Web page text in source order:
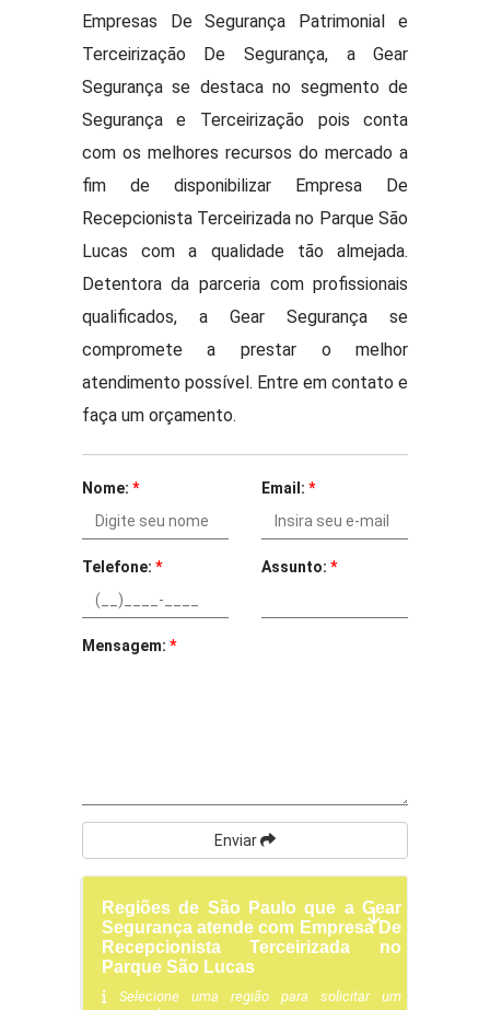
Empresas De Segurança Patrimonial e
Terceirização De Segurança, a Gear
Segurança se destaca no segmento de
Segurança e Terceirização pois conta
com os melhores recursos do mercado a
fim de disponibilizar Empresa De
Recepcionista Terceirizada no Parque São
Lucas com a qualidade tão almejada.
Detentora da parceria com profissionais
qualificados, a Gear Segurança se
compromete a prestar o melhor
atendimento possível. Entre em contato e
faça um orçamento.
Nome: * Email: *
Telefone: * Assunto: *
Mensagem: *
Enviar
Regiões de São Paulo que a Gear
Segurança atende com Empresa De
Recepcionista Terceirizada no
Parque São Lucas
Selecione uma região para solicitar um